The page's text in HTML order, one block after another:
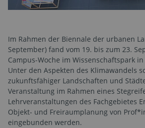
Im Rahmen der Biennale der urbanen
September) fand vom 19. bis zum 23.
Campus-Woche im Wissenschaftspark
Unter den Aspekten des Klimawandels
zukunftsfähiger Landschaften und
Veranstaltung im Rahmen eines
Lehrveranstaltungen des Fachgebietes
Objekt- und Freiraumplanung von
eingebunden werden.